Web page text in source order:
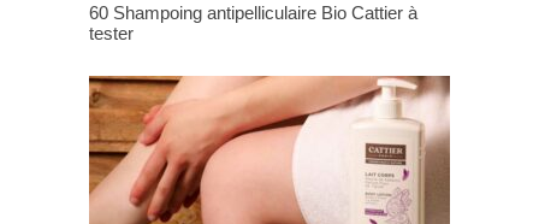
60 Shampoing antipelliculaire Bio Cattier à
tester